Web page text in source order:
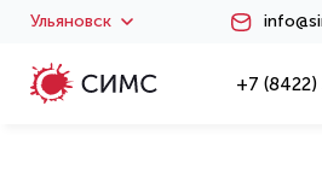
Ульяновск
+7